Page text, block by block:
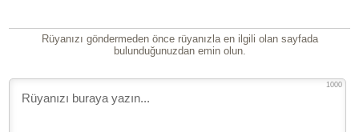
Rüyanızı göndermeden önce rüyanızla en ilgili olan sayfada
bulunduğunuzdan emin olun.
1000